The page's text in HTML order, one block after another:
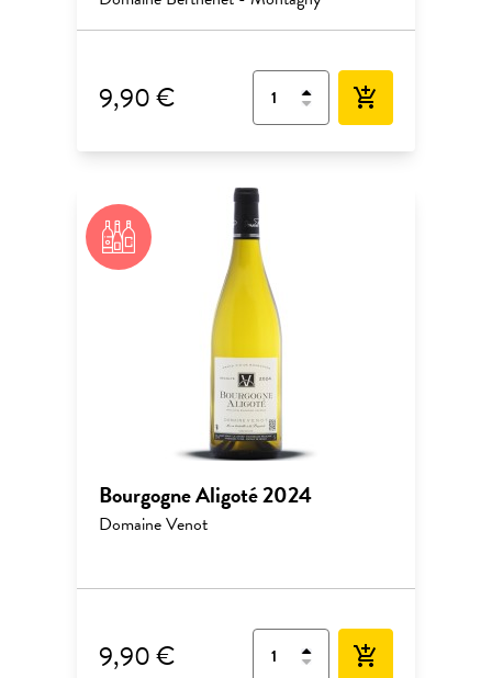
9,90 € add_shopping_cart
Bourgogne Aligoté 2024
Domaine Venot
9,90 € add_shopping_cart